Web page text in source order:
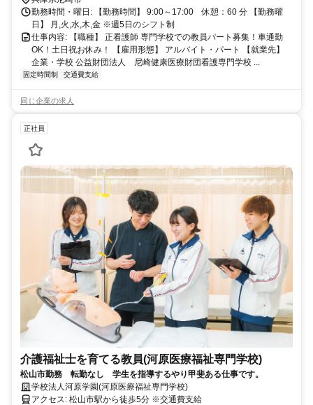
勤務時間・曜日: 【勤務時間】 9:00～17:00 休憩：60 分 【勤務曜
日】 月,火,水,木,金 ※週5日のシフト制
仕事内容: 【職種】 正看護師 専門学校での教員パート募集！車通勤
OK！土日祝お休み！ 【雇用形態】 アルバイト・パート 【就業先】
企業・学校 公益財団法人 尼崎健康医療財団看護専門学校 ...
固定時間制 交通費支給
同じ企業の求人
正社員
介護福祉士を育てる教員(河原医療福祉専門学校)
松山市勤務 転勤なし 学生を指導するやり甲斐ある仕事です。
学校法人河原学園(河原医療福祉専門学校)
アクセス: 松山市駅から徒歩5分 ※交通費支給